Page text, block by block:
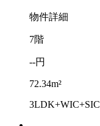
物件詳細
7階
--円
72.34m²
3LDK+WIC+SIC